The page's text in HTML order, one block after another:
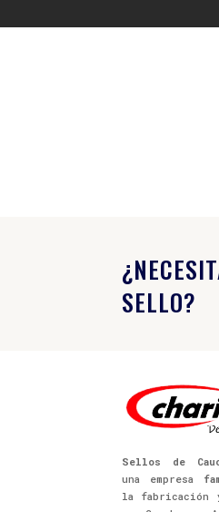
SELLO?
Sellos de
una empresa
la fabricación